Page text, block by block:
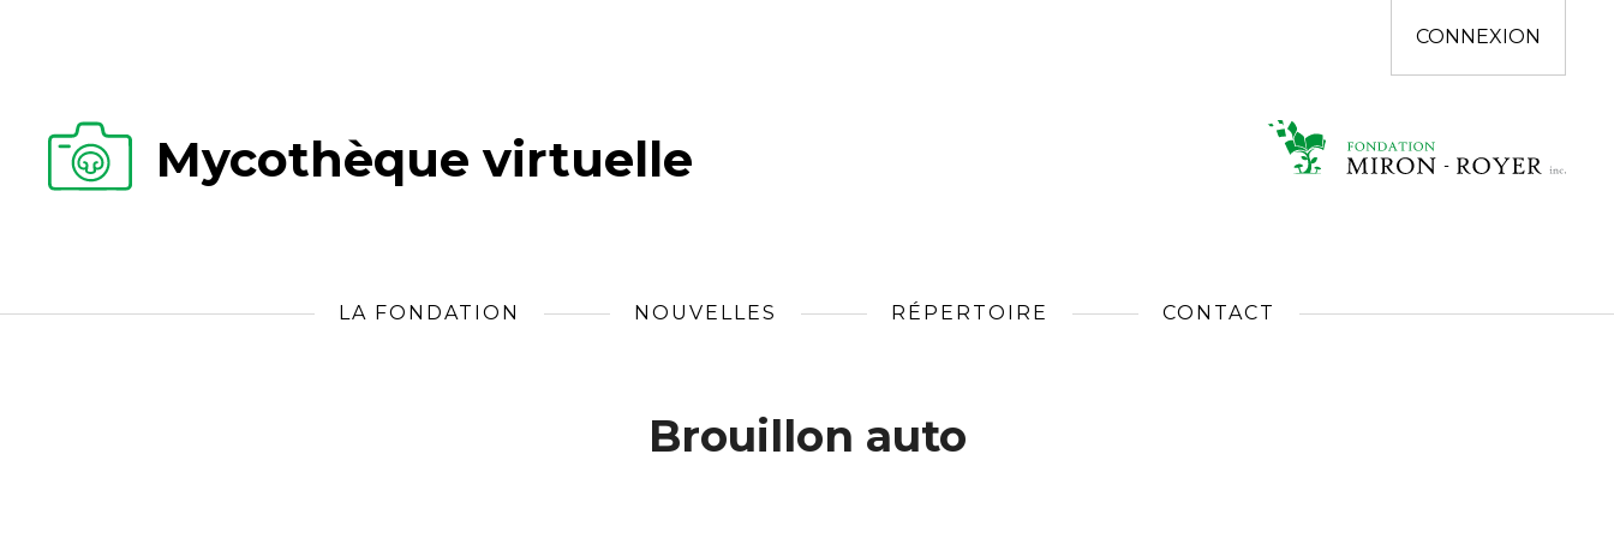
CONNEXION
Mycothèque virtuelle
LA FONDATION NOUVELLES RÉPERTOIRE CONTACT
Brouillon auto